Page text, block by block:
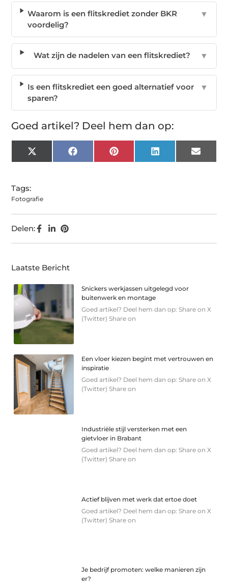
Waarom is een flitskrediet zonder BKR
voordelig?
▼
Wat zijn de nadelen van een flitskrediet? ▼
Is een flitskrediet een goed alternatief voor
sparen?
▼
Goed artikel? Deel hem dan op:
X
(Twitter)
FacebookPinterest LinkedIn Email
Tags:
Fotografie
Delen:
Laatste Bericht
Snickers werkjassen uitgelegd voor
buitenwerk en montage
Goed artikel? Deel hem dan op: Share on X
(Twitter) Share on
Een vloer kiezen begint met vertrouwen en
inspiratie
Goed artikel? Deel hem dan op: Share on X
(Twitter) Share on
Industriële stijl versterken met een
gietvloer in Brabant
Goed artikel? Deel hem dan op: Share on X
(Twitter) Share on
Actief blijven met werk dat ertoe doet
Goed artikel? Deel hem dan op: Share on X
(Twitter) Share on
Je bedrijf promoten: welke manieren zijn
er?